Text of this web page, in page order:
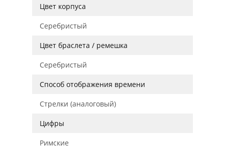
Цвет корпуса
Серебристый
Цвет браслета / ремешка
Серебристый
Способ отображения времени
Стрелки (аналоговый)
Цифры
Римские